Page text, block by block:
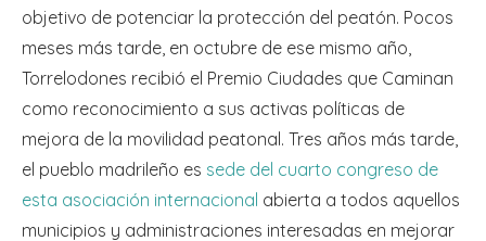
objetivo de potenciar la protección del peatón. Pocos
meses más tarde, en octubre de ese mismo año,
Torrelodones recibió el Premio Ciudades que Caminan
como reconocimiento a sus activas políticas de
mejora de la movilidad peatonal. Tres años más tarde,
el pueblo madrileño es sede del cuarto congreso de
esta asociación internacional abierta a todos aquellos
municipios y administraciones interesadas en mejorar